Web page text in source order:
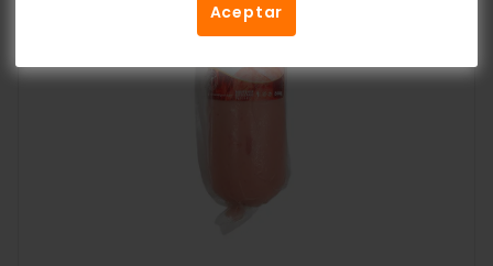
Aceptar